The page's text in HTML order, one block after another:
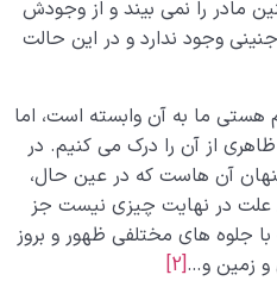
جنین نمی‌تواند از آن
این خاصیت دائمی و
آن را نادیده گرفت
اکثر ما این ملکوت را نمی
مادر را نمی بیند و از وجودش
وجود ندارد و در این حالت
ما به آن وابسته است، اما
از آن را درک می کنیم. در
آن هاست که در عین حال،
در نهایت چیزی نیست جز
جلوه های مختلفی ظهور و بروز
و زمین و…[2]